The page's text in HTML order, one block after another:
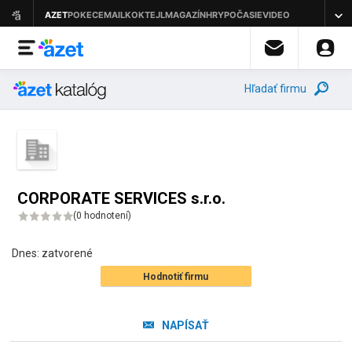
Hľadať firmu
CORPORATE SERVICES s.r.o.
(0 hodnotení)
Dnes: zatvorené
Hodnotiť firmu
NAPÍSAŤ